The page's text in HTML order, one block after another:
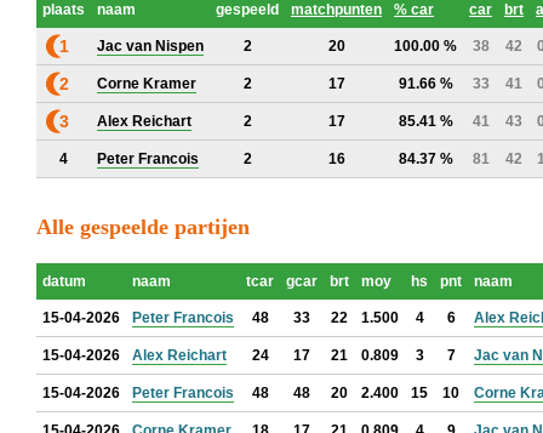
plaats naam gespeeld matchpunten % car car brt
1 Jac van Nispen 2 20 100.00 % 38 42
2 Corne Kramer 2 17 91.66 % 33 41
3 Alex Reichart 2 17 85.41 % 41 43
4 Peter Francois 2 16 84.37 % 81 42
Alle gespeelde partijen
datum naam tcar gcar brt moy hs pnt naam
15-04-2026 Peter Francois 48 33 22 1.500 4 6 Alex
15-04-2026 Alex Reichart 24 17 21 0.809 3 7 Jac van
15-04-2026 Peter Francois 48 48 20 2.400 15 10 Corne